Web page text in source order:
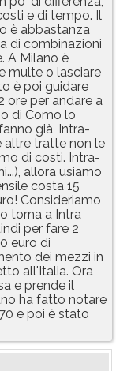
e di tempo. Il
è abbastanza
di combinazioni
A Milano è
multe o lasciare
è poi guidare
ore per andare a
di Como lo
già, Intra-
altre tratte non le
di costi. Intra-
allora usiamo
costa 15
Consideriamo
torna a Intra
per fare 2
euro di
dei mezzi in
all'Italia. Ora
e prende il
ha fatto notare
e poi è stato